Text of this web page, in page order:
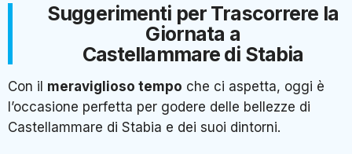
Suggerimenti per Trascorrere la
Giornata a
Castellammare di Stabia
Con il meraviglioso tempo che ci aspetta, oggi è
l’occasione perfetta per godere delle bellezze di
Castellammare di Stabia e dei suoi dintorni.